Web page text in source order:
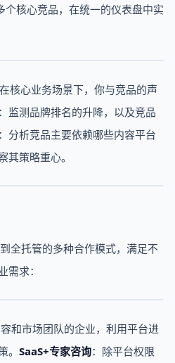
个核心竞品，在统一的仪表盘中实
核心业务场景下，你与竞品的声
：监测品牌排名的升降，以及竞品
：分析竞品主要依赖哪些内容平台
其策略重心。
全托管的多种合作模式，满足不
求：
和市场团队的企业，利用平台进
。 SaaS+专家咨询：除平台权限